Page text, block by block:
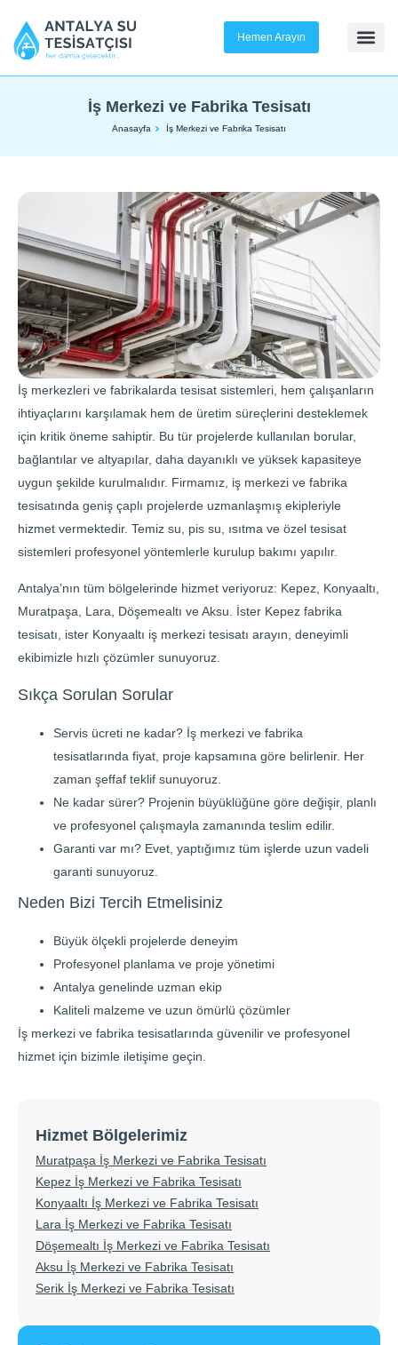
Hemen Arayın
İş Merkezi ve Fabrika Tesisatı
Anasayfa İş Merkezi ve Fabrika Tesisatı
İş merkezleri ve fabrikalarda tesisat sistemleri, hem çalışanların
ihtiyaçlarını karşılamak hem de üretim süreçlerini desteklemek
için kritik öneme sahiptir. Bu tür projelerde kullanılan borular,
bağlantılar ve altyapılar, daha dayanıklı ve yüksek kapasiteye
uygun şekilde kurulmalıdır. Firmamız, iş merkezi ve fabrika
tesisatında geniş çaplı projelerde uzmanlaşmış ekipleriyle
hizmet vermektedir. Temiz su, pis su, ısıtma ve özel tesisat
sistemleri profesyonel yöntemlerle kurulup bakımı yapılır.
Antalya’nın tüm bölgelerinde hizmet veriyoruz: Kepez, Konyaaltı,
Muratpaşa, Lara, Döşemealtı ve Aksu. İster Kepez fabrika
tesisatı, ister Konyaaltı iş merkezi tesisatı arayın, deneyimli
ekibimizle hızlı çözümler sunuyoruz.
Sıkça Sorulan Sorular
Servis ücreti ne kadar? İş merkezi ve fabrika
tesisatlarında fiyat, proje kapsamına göre belirlenir. Her
zaman şeffaf teklif sunuyoruz.
Ne kadar sürer? Projenin büyüklüğüne göre değişir, planlı
ve profesyonel çalışmayla zamanında teslim edilir.
Garanti var mı? Evet, yaptığımız tüm işlerde uzun vadeli
garanti sunuyoruz.
Neden Bizi Tercih Etmelisiniz
Büyük ölçekli projelerde deneyim
Profesyonel planlama ve proje yönetimi
Antalya genelinde uzman ekip
Kaliteli malzeme ve uzun ömürlü çözümler
İş merkezi ve fabrika tesisatlarında güvenilir ve profesyonel
hizmet için bizimle iletişime geçin.
Hizmet Bölgelerimiz
Muratpaşa İş Merkezi ve Fabrika Tesisatı
Kepez İş Merkezi ve Fabrika Tesisatı
Konyaaltı İş Merkezi ve Fabrika Tesisatı
Lara İş Merkezi ve Fabrika Tesisatı
Döşemealtı İş Merkezi ve Fabrika Tesisatı
Aksu İş Merkezi ve Fabrika Tesisatı
Serik İş Merkezi ve Fabrika Tesisatı